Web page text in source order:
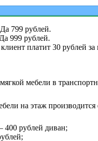
799 рублей.
999 рублей.
платит 30 рублей
мебели в
на этаж производится
400 рублей диван;